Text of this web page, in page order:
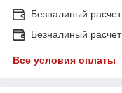
Безналиный расчет
Безналиный расчет
Все условия оплаты